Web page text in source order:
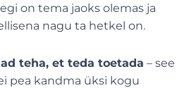
on tema jaoks olemas ja
nagu ta hetkel on.
teha, et teda toetada – see
pea kandma üksi kogu